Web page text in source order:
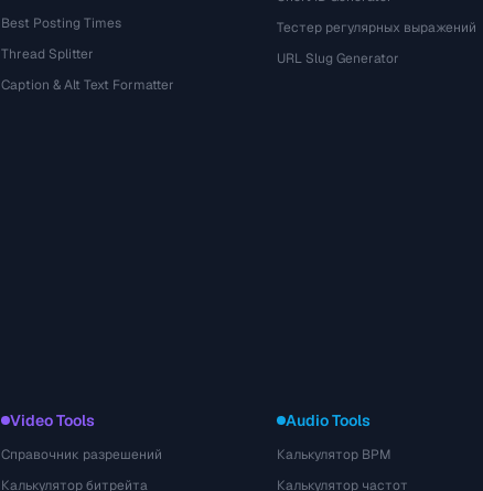
Best Posting Times
Thread Splitter
Caption & Alt Text Formatter
Тестер регулярных выражений
URL Slug Generator
Video Tools
Справочник разрешений
Калькулятор битрейта
Audio Tools
Калькулятор BPM
Калькулятор частот